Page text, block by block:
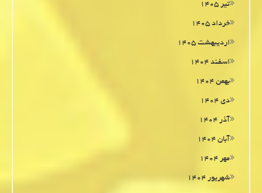
تیر ۱۴۰۵
خرداد ۱۴۰۵
اردیبهشت ۱۴۰۵
اسفند ۱۴۰۴
بهمن ۱۴۰۴
دی ۱۴۰۴
آذر ۱۴۰۴
آبان ۱۴۰۴
مهر ۱۴۰۴
شهریور ۱۴۰۴